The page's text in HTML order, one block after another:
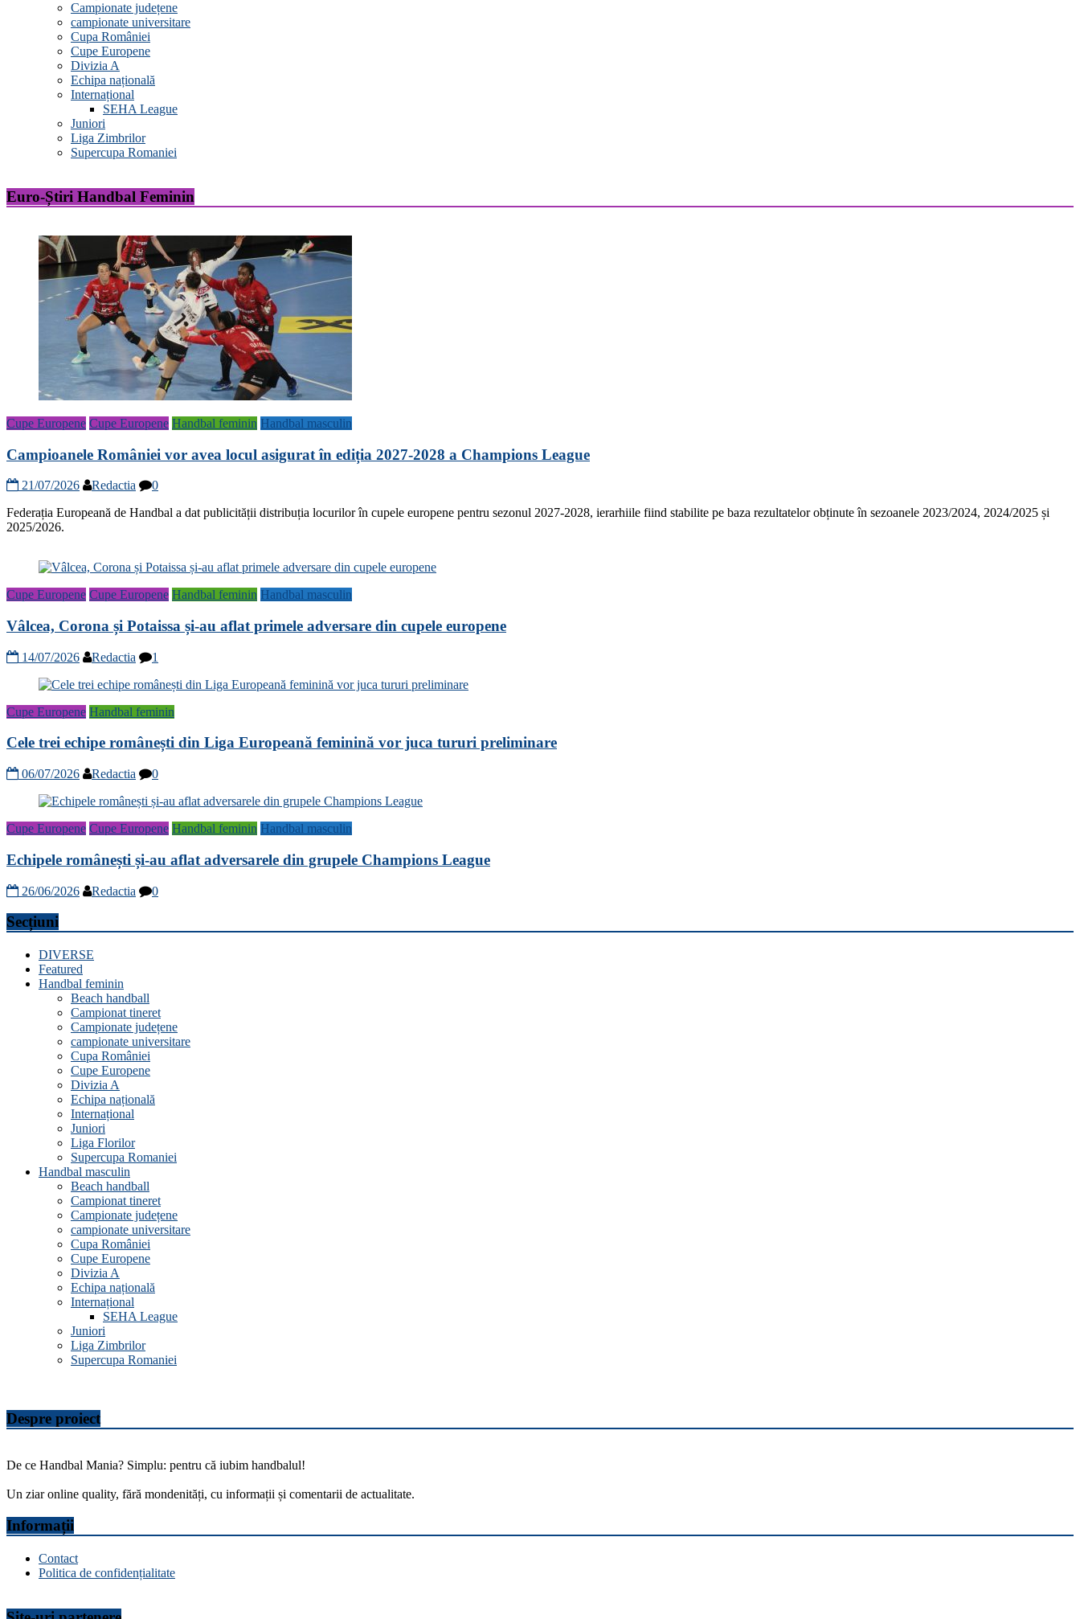
Campionate județene
campionate universitare
Cupa României
Cupe Europene
Divizia A
Echipa națională
Internațional
SEHA League
Juniori
Liga Zimbrilor
Supercupa Romaniei
Euro-Știri Handbal Feminin
Cupe Europene Cupe Europene Handbal feminin Handbal masculin
Campioanele României vor avea locul asigurat în ediția 2027-2028 a Champions League
21/07/2026 Redactia
0
Federația Europeană de Handbal a dat publicității distribuția locurilor în cupele europene pentru sezonul 2027-2028, ierarhiile fiind stabilite pe baza rezultatelor obținute în sezoanele 2023/2024, 2024/2025 și
2025/2026.
Cupe Europene Cupe Europene Handbal feminin Handbal masculin
Vâlcea, Corona și Potaissa și-au aflat primele adversare din cupele europene
14/07/2026 Redactia 1
Cupe Europene Handbal feminin
Cele trei echipe românești din Liga Europeană feminină vor juca tururi preliminare
06/07/2026 Redactia 0
Cupe Europene Cupe Europene Handbal feminin Handbal masculin
Echipele românești și-au aflat adversarele din grupele Champions League
26/06/2026 Redactia 0
Secțiuni
DIVERSE
Featured
Handbal feminin
Beach handball
Campionat tineret
Campionate județene
campionate universitare
Cupa României
Cupe Europene
Divizia A
Echipa națională
Internațional
Juniori
Liga Florilor
Supercupa Romaniei
Handbal masculin
Beach handball
Campionat tineret
Campionate județene
campionate universitare
Cupa României
Cupe Europene
Divizia A
Echipa națională
Internațional
SEHA League
Juniori
Liga Zimbrilor
Supercupa Romaniei
Despre proiect
De ce Handbal Mania? Simplu: pentru că iubim handbalul!
Un ziar online quality, fără mondenități, cu informații și comentarii de actualitate.
Informații
Contact
Politica de confidențialitate